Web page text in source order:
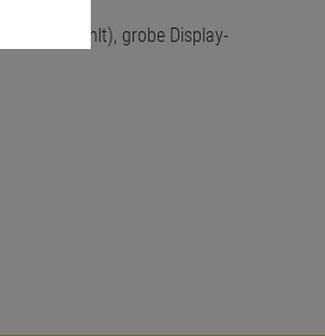
fehlt), grobe Display-